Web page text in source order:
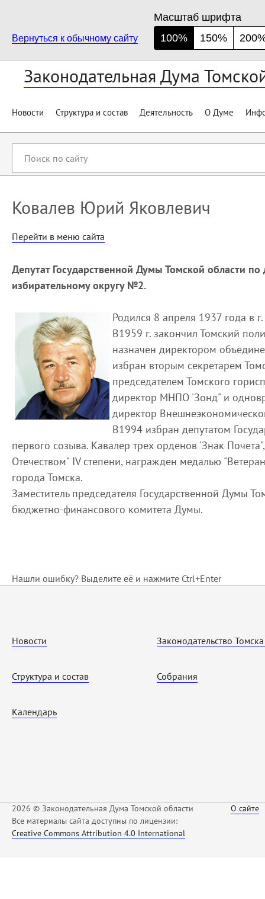
Вернуться к обычному сайту
Масштаб шрифта
100%
150%
Законодательная Дума
Новости Структура и состав Деятельность О Думе
сайту
Ковалев Юрий Яковлевич
Перейти в меню сайта
Депутат Государственной Думы Томской области
избирательному округу №2.
Родился 8 апреля 1937 года в
В1959 г. закончил Томский
назначен директором
избран вторым секретарем
председателем Томского
директор МНПО 'Зонд" и
директор
В1994 избран депутатом
первого созыва. Кавалер трех орденов 'Знак
Отечеством" IV степени, награжден медалью
города Томска.
Заместитель председателя Государственной Думы
бюджетно-финансового комитета Думы.
Нашли ошибку? Выделите её и нажмите Ctrl+Enter
Новости
Структура и состав
Календарь
Законодательство
Собрания
2026 © Законодательная Дума Томской области
Все материалы сайта доступны по лицензии:
Creative Commons Attribution 4.0 International
О сайте